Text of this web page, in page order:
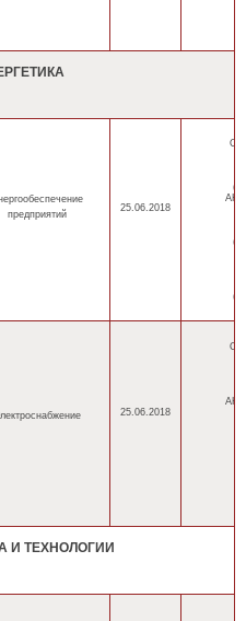
предприятий
25.06.2018
25.06.2018
И ТЕХНОЛОГИИ